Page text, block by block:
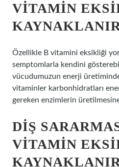
VITAMIN
Özellikle B vitamini eksikliği
semptomlarla kendini
vücudumuzun enerji
vitaminler karbonhidratları
gereken enzimlerin
DIŞ
VITAMIN